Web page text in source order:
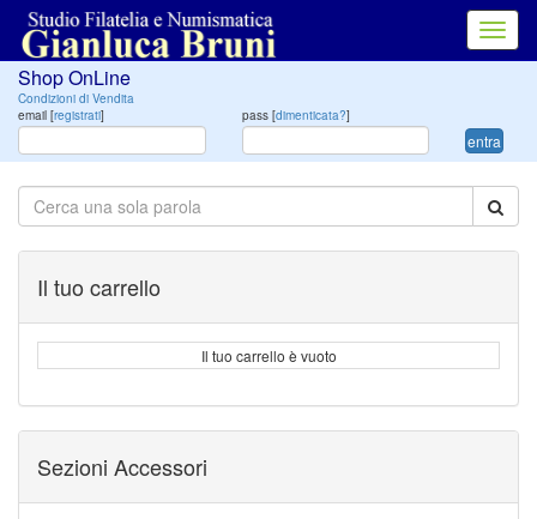
Shop OnLine
Condizioni di Vendita
email [registrati] pass [dimenticata?]
entra
Il tuo carrello
Il tuo carrello è vuoto
Sezioni Accessori